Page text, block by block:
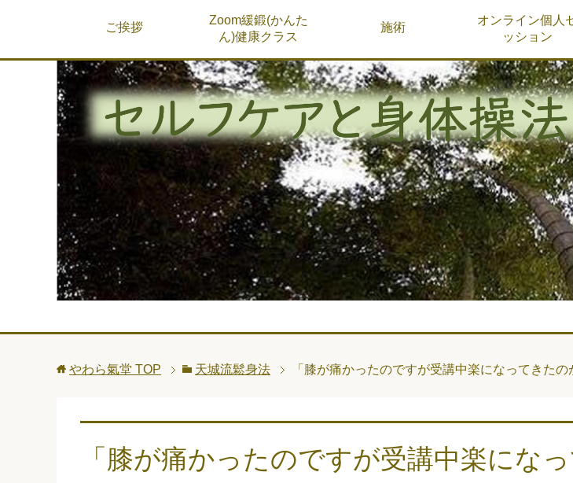
ご挨拶
Zoom緩鍛(かんた
ん)健康クラス
施術
オンライン個人
ッション
やわら氣堂 TOP 天城流鬆身法 「膝が痛かったのですが受講中楽になってきた
「膝が痛かったのですが受講中楽になっ